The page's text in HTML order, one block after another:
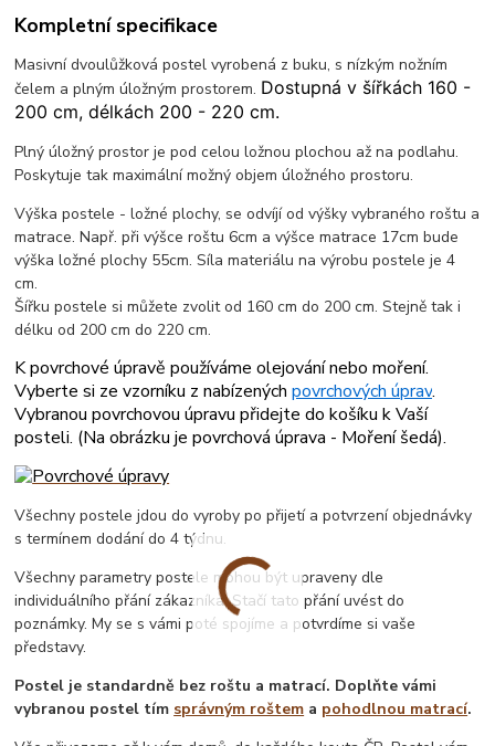
Kompletní specifikace
Masivní dvoulůžková postel vyrobená z buku, s nízkým nožním
čelem a plným úložným prostorem. Dostupná v šířkách 160 -
200 cm, délkách 200 - 220 cm.
Plný úložný prostor je pod celou ložnou plochou až na podlahu.
Poskytuje tak maximální možný objem úložného prostoru.
Výška postele - ložné plochy, se odvíjí od výšky vybraného roštu a
matrace. Např. při výšce roštu 6cm a výšce matrace 17cm bude
výška ložné plochy 55cm. Síla materiálu na výrobu postele je 4
cm.
Šířku postele si můžete zvolit od 160 cm do 200 cm. Stejně tak i
délku od 200 cm do 220 cm.
K povrchové úpravě používáme olejování nebo moření.
Vyberte si ze vzorníku z nabízenýchpovrchových úprav.
Vybranou povrchovou úpravu přidejte do košíku k Vaší
posteli. (Na obrázku je povrchová úprava - Moření šedá).
Všechny postele jdou do vyroby po přijetí a potvrzení objednávky
s termínem dodání do 4 týdnu.
Všechny parametry postele mohou být upraveny dle
individuálního přání zákazníka. Stačí tato přání uvést do
poznámky. My se s vámi poté spojíme a potvrdíme si vaše
představy.
Postel je standardně bez roštu a matrací. Doplňte vámi
vybranou postel tím správným roštem a pohodlnou matrací.